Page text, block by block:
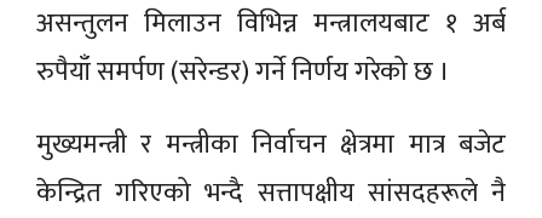
असन्तुलन मिलाउन विभिन्न मन्त्रालयबाट १ अर्ब
रुपैयाँ समर्पण (सरेन्डर) गर्ने निर्णय गरेको छ ।
मुख्यमन्त्री र मन्त्रीका निर्वाचन क्षेत्रमा मात्र बजेट
केन्द्रित गरिएको भन्दै सत्तापक्षीय सांसदहरूले नै